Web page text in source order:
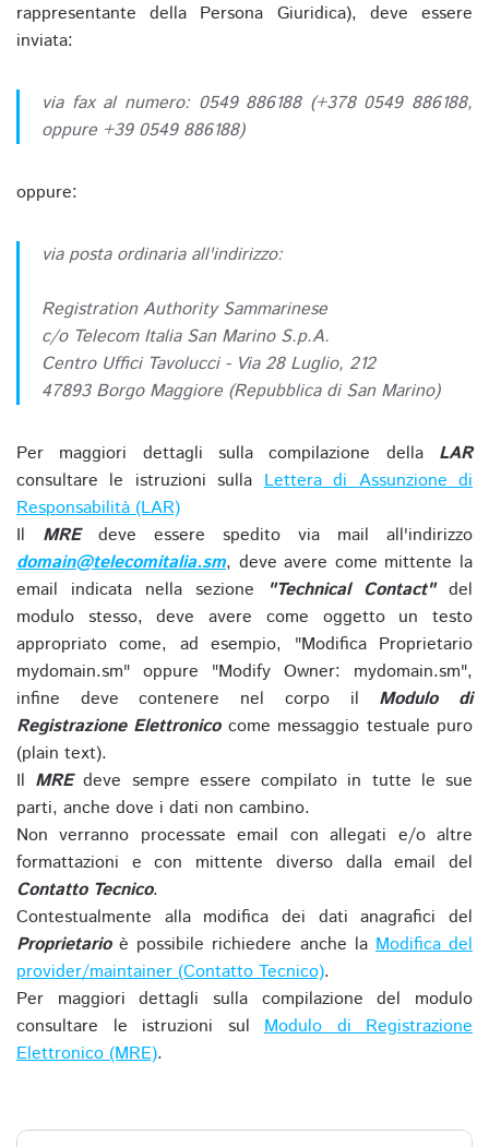
rappresentante della Persona Giuridica), deve essere
inviata:
via fax al numero: 0549 886188 (+378 0549 886188,
oppure +39 0549 886188)
oppure:
via posta ordinaria all'indirizzo:
Registration Authority Sammarinese
c/o Telecom Italia San Marino S.p.A.
Centro Uffici Tavolucci - Via 28 Luglio, 212
47893 Borgo Maggiore (Repubblica di San Marino)
Per maggiori dettagli sulla compilazione della LAR
consultare le istruzioni sullaLettera di Assunzione di
Responsabilità (LAR)
Il MREdeve essere spedito via mail all'indirizzo
domain@telecomitalia.sm, deve avere come mittente la
email indicata nella sezione
"Technical Contact"del
modulo stesso, deve avere come oggetto un testo
appropriato come, ad esempio, "Modifica Proprietario
mydomain.sm" oppure "Modify Owner: mydomain.sm",
infine deve contenere nel corpo il Modulo di
Registrazione Elettronicocome messaggio testuale puro
(plain text).
Il MREdeve sempre essere compilato in tutte le sue
parti, anche dove i dati non cambino.
Non verranno processate email con allegati e/o altre
formattazioni e con mittente diverso dalla email del
Contatto Tecnico.
Contestualmente alla modifica dei dati anagrafici del
Proprietarioè possibile richiedere anche laModifica del
provider/maintainer (Contatto Tecnico).
Per maggiori dettagli sulla compilazione del modulo
consultare le istruzioni sul Modulo di Registrazione
Elettronico (MRE).